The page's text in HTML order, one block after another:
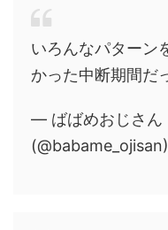
いろんなパターン
かった中断期間だ
— ばばめおじさん
(@babame_ojisan)